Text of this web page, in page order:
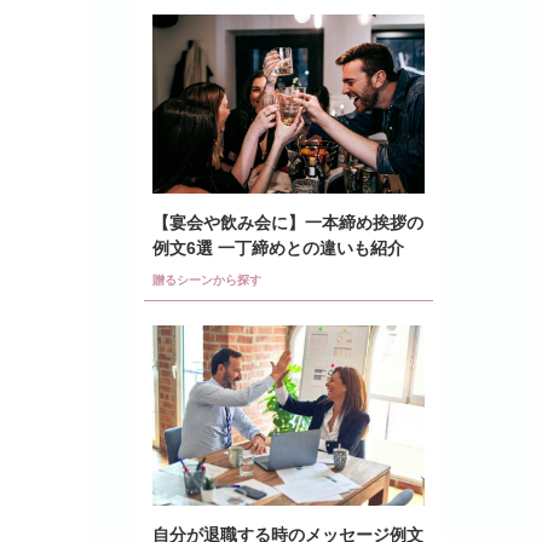
【宴会や飲み会に】一本締め挨拶の
例文6選 一丁締めとの違いも紹介
贈るシーンから探す
自分が退職する時のメッセージ例文